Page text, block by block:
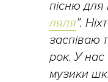
пісню для
ляля”.
заспіваю
рок. У наc
музики